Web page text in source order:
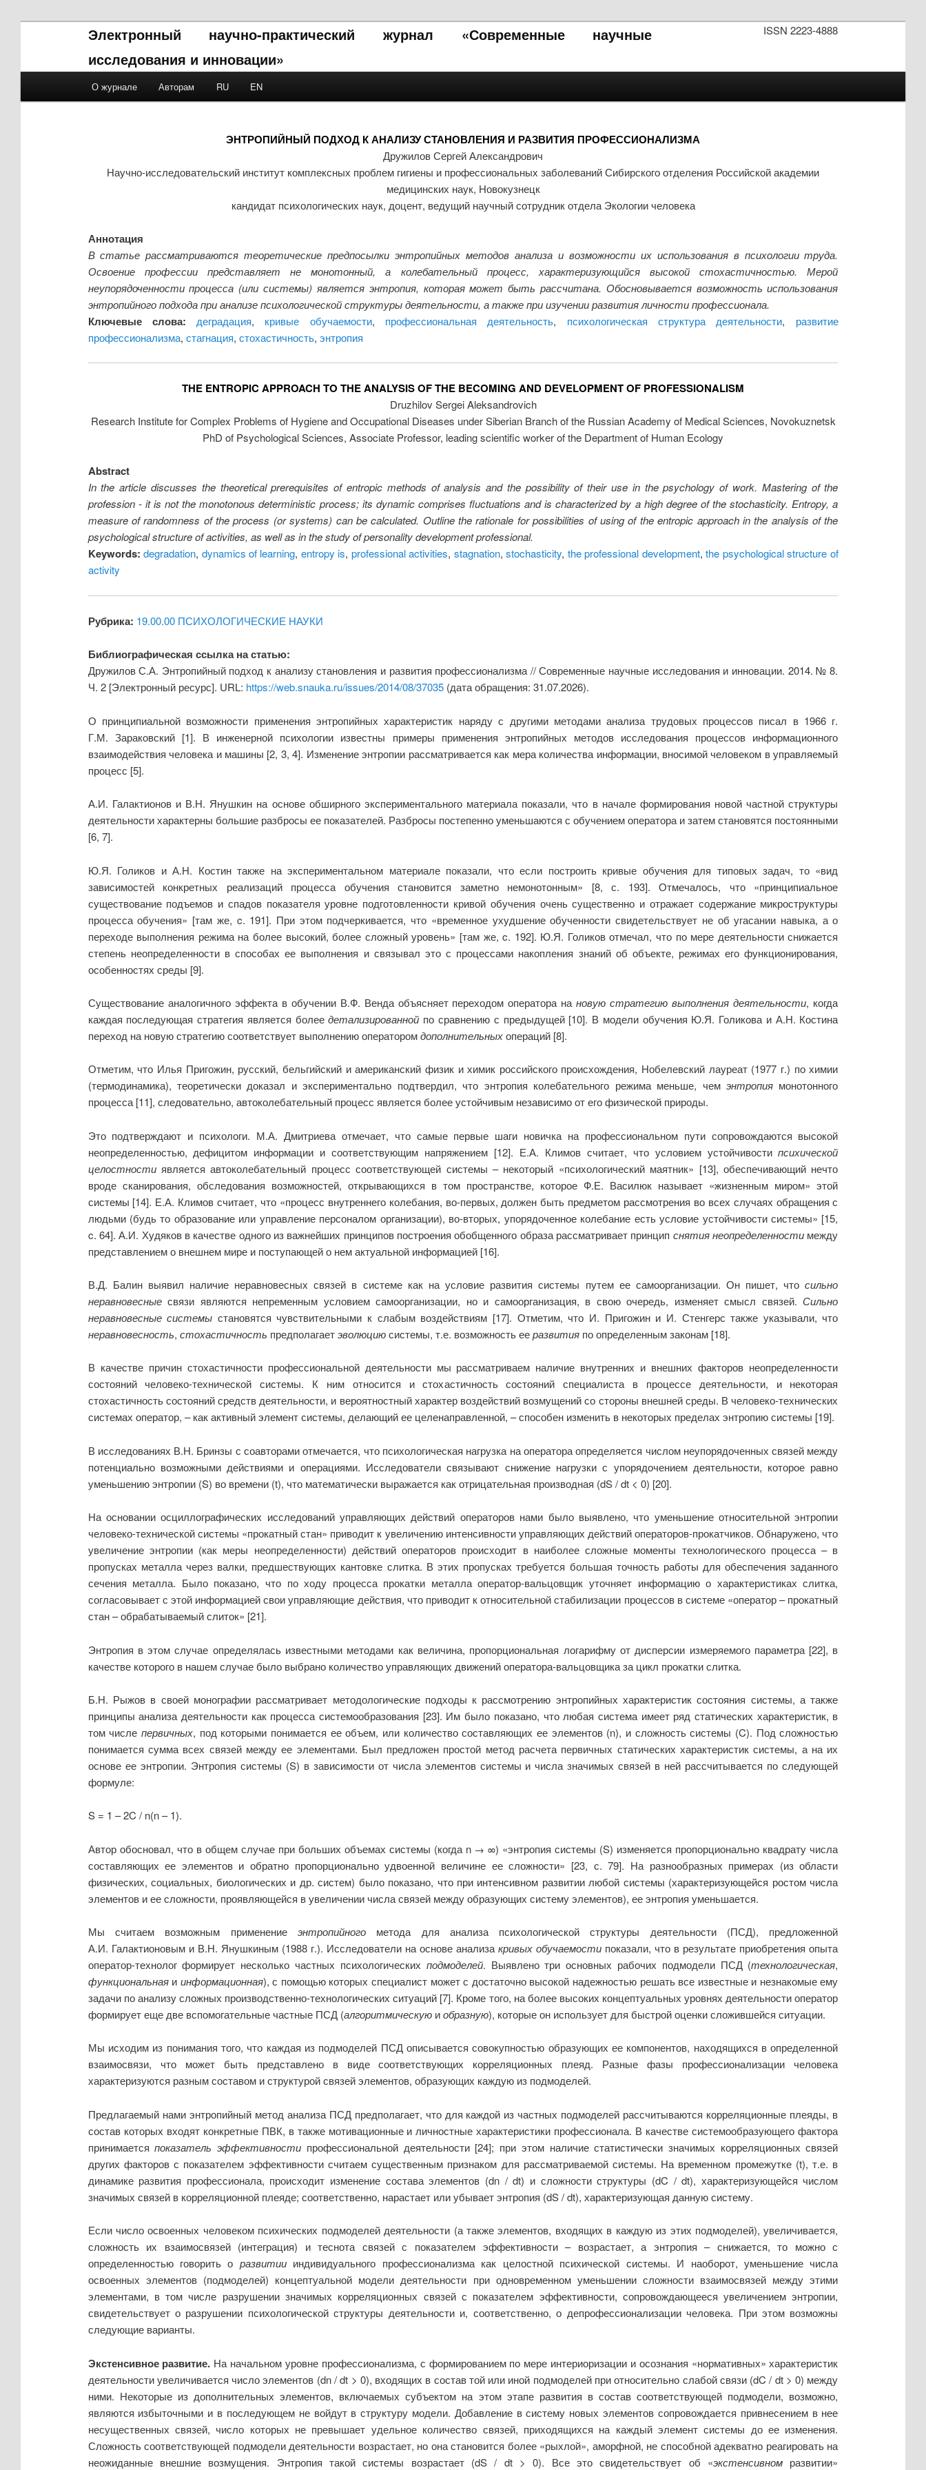
ISSN 2223-4888
Электронный научно-практический журнал «Современные научные
исследования и инновации»
Skip to primary content
Skip to secondary content
О журнале Авторам RU EN
ЭНТРОПИЙНЫЙ ПОДХОД К АНАЛИЗУ СТАНОВЛЕНИЯ И РАЗВИТИЯ ПРОФЕССИОНАЛИЗМА
Дружилов Сергей Александрович
Научно-исследовательский институт комплексных проблем гигиены и профессиональных заболеваний Сибирского отделения Российской академии
медицинских наук, Новокузнецк
кандидат психологических наук, доцент, ведущий научный сотрудник отдела Экологии человека
Аннотация
В статье рассматриваются теоретические предпосылки энтропийных методов анализа и возможности их использования в психологии труда.
Освоение профессии представляет не монотонный, а колебательный процесс, характеризующийся высокой стохастичностью. Мерой
неупорядоченности процесса (или системы) является энтропия, которая может быть рассчитана. Обосновывается возможность использования
энтропийного подхода при анализе психологической структуры деятельности, а также при изучении развития личности профессионала.
Ключевые слова: деградация, кривые обучаемости, профессиональная деятельность, психологическая структура деятельности, развитие
профессионализма, стагнация, стохастичность, энтропия
THE ENTROPIC APPROACH TO THE ANALYSIS OF THE BECOMING AND DEVELOPMENT OF PROFESSIONALISM
Druzhilov Sergei Aleksandrovich
Research Institute for Complex Problems of Hygiene and Occupational Diseases under Siberian Branch of the Russian Academy of Medical Sciences, Novokuznetsk
PhD of Psychological Sciences, Associate Professor, leading scientific worker of the Department of Human Ecology
Abstract
In the article discusses the theoretical prerequisites of entropic methods of analysis and the possibility of their use in the psychology of work. Mastering of the
profession - it is not the monotonous deterministic process; its dynamic comprises fluctuations and is characterized by a high degree of the stochasticity. Entropy, a
measure of randomness of the process (or systems) can be calculated. Outline the rationale for possibilities of using of the entropic approach in the analysis of the
psychological structure of activities, as well as in the study of personality development professional.
Keywords: degradation, dynamics of learning, entropy is, professional activities, stagnation,stochasticity, the professional development,the psychological structure of
activity
Рубрика: 19.00.00 ПСИХОЛОГИЧЕСКИЕ НАУКИ
Библиографическая ссылка на статью:
Дружилов С.А. Энтропийный подход к анализу становления и развития профессионализма // Современные научные исследования и инновации. 2014. № 8.
Ч. 2 [Электронный ресурс]. URL: https://web.snauka.ru/issues/2014/08/37035(дата обращения: 31.07.2026).
О принципиальной возможности применения энтропийных характеристик наряду с другими методами анализа трудовых процессов писал в 1966 г.
Г.М. Зараковский [1]. В инженерной психологии известны примеры применения энтропийных методов исследования процессов информационного
взаимодействия человека и машины [2, 3, 4]. Изменение энтропии рассматривается как мера количества информации, вносимой человеком в управляемый
процесс [5].
А.И. Галактионов и В.Н. Янушкин на основе обширногоэкспериментального материала показали, что в начале формирования новой частной структуры
деятельности характерны большие разбросы ее показателей. Разбросы постепенно уменьшаются с обучением оператора и затем становятся постоянными
[6, 7].
Ю.Я. Голиков и А.Н. Костин также на экспериментальном материале показали, что если построить кривые обучения для типовых задач, то «вид
зависимостей конкретных реализаций процесса обучения становится заметно немонотонным» [8, с. 193]. Отмечалось, что «принципиальное
существование подъемов и спадов показателя уровне подготовленности кривой обучения очень существенно и отражает содержание микроструктуры
процесса обучения» [там же, c. 191]. При этом подчеркивается, что «временное ухудшение обученности свидетельствует не об угасании навыка, а о
переходе выполнения режима на более высокий, более сложный уровень» [там же,c. 192]. Ю.Я. Голиков отмечал, что по мере деятельности снижается
степень неопределенности в способах ее выполнения и связывал это с процессами накопления знаний об объекте, режимах его функционирования,
особенностях среды [9].
Существование аналогичного эффекта в обучении В.Ф. Венда объясняет переходом оператора нановую стратегию выполнения деятельности, когда
каждая последующая стратегия является болеедетализированной по сравнению с предыдущей [10]. В модели обучения Ю.Я. Голикова и А.Н. Костина
переход на новую стратегию соответствует выполнению операторомдополнительныхопераций [8].
Отметим, что Илья Пригожин, русский, бельгийский и американский физик и химик российского происхождения, Нобелевский лауреат (1977 г.) по химии
(термодинамика), теоретически доказал и экспериментально подтвердил, что энтропия колебательного режима меньше, чем энтропиямонотонного
процесса [11], следовательно, автоколебательный процесс является более устойчивым независимо от его физической природы.
Это подтверждают и психологи. М.А. Дмитриева отмечает, что самые первые шаги новичка на профессиональном пути сопровождаются высокой
неопределенностью, дефицитом информации и соответствующим напряжением [12]. Е.А. Климов считает, что условием устойчивостипсихической
целостностиявляется автоколебательный процесс соответствующей системы – некоторый «психологический маятник» [13], обеспечивающий нечто
вроде сканирования, обследования возможностей, открывающихся в том пространстве, которое Ф.Е. Василюк называет «жизненным миром» этой
системы [14]. Е.А. Климов считает, что «процесс внутреннего колебания, во-первых, должен быть предметом рассмотрения во всех случаях обращения с
людьми (будь то образование или управление персоналом организации), во-вторых, упорядоченное колебание есть условие устойчивости системы» [15,
c. 64]. А.И. Худяков в качестве одного из важнейших принципов построения обобщенного образа рассматривает принцип снятия неопределенности между
представлением о внешнем мире и поступающей о нем актуальной информацией [16].
В.Д. Балин выявил наличие неравновесных связей в системе как на условие развития системы путем ее самоорганизации. Он пишет, чтосильно
неравновесныесвязи являются непременным условием самоорганизации, но и самоорганизация, в свою очередь, изменяет смысл связей.Сильно
неравновесные системы становятся чувствительными к слабым воздействиям [17]. Отметим, что И. Пригожин и И. Стенгерс также указывали, что
неравновесность, стохастичность предполагаетэволюциюсистемы, т.е. возможность ееразвитияпо определенным законам [18].
В качестве причин стохастичности профессиональной деятельности мы рассматриваем наличие внутренних и внешних факторов неопределенности
состояний человеко-технической системы. К ним относится и стохастичность состояний специалиста в процессе деятельности, и некоторая
стохастичность состояний средств деятельности, и вероятностный характер воздействий возмущений со стороны внешней среды. В человеко-технических
системах оператор, – как активный элемент системы, делающий ее целенаправленной, – способен изменить в некоторых пределах энтропию системы [19].
В исследованиях В.Н. Бринзы с соавторами отмечается, что психологическая нагрузка на оператора определяется числом неупорядоченных связей между
потенциально возможными действиями и операциями. Исследователи связывают снижение нагрузки с упорядочением деятельности, которое равно
уменьшению энтропии (S) во времени (t), что математически выражается как отрицательная производная (dS/dt< 0) [20].
На основании осциллографических исследований управляющих действий операторов нами было выявлено, что уменьшение относительной энтропии
человеко-технической системы «прокатный стан» приводит к увеличению интенсивности управляющих действий операторов-прокатчиков. Обнаружено, что
увеличение энтропии (как меры неопределенности) действий операторов происходит в наиболее сложные моменты технологического процесса – в
пропусках металла через валки, предшествующих кантовке слитка. В этих пропусках требуется большая точность работы для обеспечения заданного
сечения металла. Было показано, что по ходу процесса прокатки металла оператор-вальцовщик уточняет информацию о характеристиках слитка,
согласовывает с этой информацией свои управляющие действия, что приводит к относительной стабилизации процессов в системе «оператор – прокатный
стан – обрабатываемый слиток» [21].
Энтропия в этом случае определялась известными методами как величина, пропорциональная логарифму от дисперсии измеряемого параметра [22], в
качестве которого в нашем случае было выбрано количество управляющих движений оператора-вальцовщика за цикл прокатки слитка.
Б.Н. Рыжов в своей монографии рассматривает методологические подходы к рассмотрению энтропийных характеристик состояния системы, а также
принципы анализа деятельности как процесса системообразования [23]. Им было показано, что любая система имеет ряд статических характеристик, в
том числе первичных, под которыми понимается ее объем, или количество составляющих ее элементов (n), и сложность системы (C). Под сложностью
понимается сумма всех связей между ее элементами. Был предложен простой метод расчета первичных статических характеристик системы, а на их
основе ее энтропии. Энтропия системы (S) в зависимости от числа элементов системы и числа значимых связей в ней рассчитывается по следующей
формуле:
S = 1 – 2C / n(n – 1).
Автор обосновал, что в общем случае при больших объемах системы (когда n→ ∞) «энтропия системы (S) изменяется пропорционально квадрату числа
составляющих ее элементов и обратно пропорционально удвоенной величине ее сложности» [23, с. 79]. На разнообразных примерах (из области
физических, социальных, биологических и др. систем) было показано, что при интенсивном развитии любой системы (характеризующейся ростом числа
элементов и ее сложности, проявляющейся в увеличении числа связей между образующих систему элементов), ее энтропия уменьшается.
Мы считаем возможным применение энтропийногометода для анализа психологической структуры деятельности (ПСД), предложенной
А.И. Галактионовым и В.Н. Янушкиным (1988 г.). Исследователи на основе анализакривых обучаемости показали, что в результате приобретения опыта
оператор-технолог формирует несколько частных психологических подмоделей. Выявлено три основных рабочих подмодели ПСД (технологическая,
функциональнаяи информационная), с помощью которых специалист может с достаточно высокой надежностью решать все известные и незнакомые ему
задачи по анализу сложных производственно-технологических ситуаций [7]. Кроме того, на более высоких концептуальных уровнях деятельности оператор
формирует еще две вспомогательные частные ПСД (алгоритмическуюиобразную), которые он использует для быстрой оценки сложившейся ситуации.
Мы исходим из понимания того, что каждая из подмоделей ПСД описывается совокупностью образующих ее компонентов, находящихся в определенной
взаимосвязи, что может быть представлено в виде соответствующих корреляционных плеяд. Разные фазы профессионализации человека
характеризуются разным составом и структурой связей элементов, образующих каждую из подмоделей.
Предлагаемый нами энтропийный метод анализа ПСД предполагает, что для каждой из частных подмоделей рассчитываются корреляционные плеяды, в
состав которых входят конкретные ПВК, в также мотивационные и личностные характеристики профессионала. В качестве системообразующего фактора
принимаетсяпоказатель эффективности профессиональной деятельности [24]; при этом наличие статистически значимых корреляционных связей
других факторов с показателем эффективности считаем существенным признаком для рассматриваемой системы. На временном промежутке (t), т.е. в
динамике развития профессионала, происходит изменение состава элементов (dn /dt) и сложности структуры (dC /dt), характеризующейся числом
значимых связей в корреляционной плеяде; соответственно, нарастает или убывает энтропия (dS/dt), характеризующая данную систему.
Если число освоенных человеком психических подмоделей деятельности (а также элементов, входящих в каждую из этих подмоделей), увеличивается,
сложность их взаимосвязей (интеграция) и теснота связей с показателем эффективности – возрастает, а энтропия – снижается, то можно с
определенностью говорить о развитиииндивидуального профессионализма как целостной психической системы. И наоборот, уменьшение числа
освоенных элементов (подмоделей) концептуальной модели деятельности при одновременном уменьшении сложности взаимосвязей между этими
элементами, в том числе разрушении значимых корреляционных связей с показателем эффективности, сопровождающееся увеличением энтропии,
свидетельствует о разрушении психологической структуры деятельности и, соответственно, о депрофессионализации человека. При этом возможны
следующие варианты.
Экстенсивное развитие. На начальном уровне профессионализма, с формированием по мере интериоризации и осознания «нормативных» характеристик
деятельности увеличивается число элементов (dn/dt > 0), входящих в состав той или иной подмоделей при относительно слабой связи (dC / dt> 0) между
ними. Некоторые из дополнительных элементов, включаемых субъектом на этом этапе развития в состав соответствующей подмодели, возможно,
являются избыточными и в последующем не войдут в структуру модели. Добавление в систему новых элементов сопровождается привнесением в нее
несущественных связей, число которых не превышает удельное количество связей, приходящихся на каждый элемент системы до ее изменения.
Сложность соответствующей подмодели деятельности возрастает, но она становится более «рыхлой», аморфной, не способной адекватно реагировать на
неожиданные внешние возмущения. Энтропия такой системы возрастает (dS/ dt > 0). Все это свидетельствует об «экстенсивном развитии»